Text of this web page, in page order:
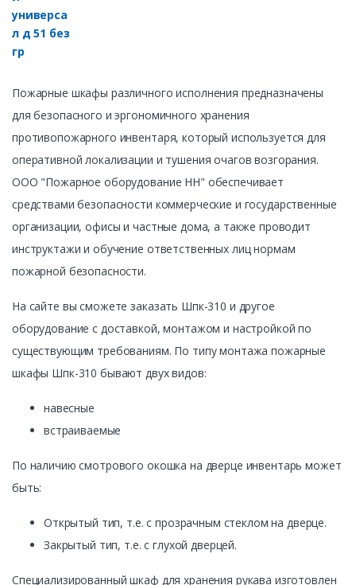
Пожарные шкафы различного исполнения предназначены
для безопасного и эргономичного хранения
противопожарного инвентаря, который используется для
оперативной локализации и тушения очагов возгорания.
ООО "Пожарное оборудование НН" обеспечивает
средствами безопасности коммерческие и государственные
организации, офисы и частные дома, а также проводит
инструктажи и обучение ответственных лиц нормам
пожарной безопасности.
На сайте вы сможете заказать Шпк-310 и другое
оборудование с доставкой, монтажом и настройкой по
существующим требованиям. По типу монтажа пожарные
шкафы Шпк-310 бывают двух видов:
навесные
встраиваемые
По наличию смотрового окошка на дверце инвентарь может
быть:
Открытый тип, т.е. с прозрачным стеклом на дверце.
Закрытый тип, т.е. с глухой дверцей.
Специализированный шкаф для хранения рукава изготовлен